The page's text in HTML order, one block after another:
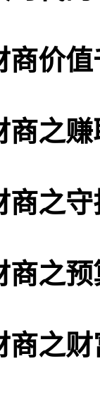
商价值
商之
商之
商之
商之